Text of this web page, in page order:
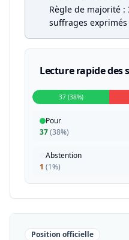
Règle de majorité
suffrages
Lecture rapide des
37 (38%)
Pour
37(38%)
Abstention
1 (1%)
Position officielle